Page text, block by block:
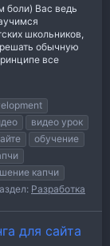
боли) Вас ведь
школьников,
обычную
все
видео урок
обучение
капчи
Разработка
для сайта